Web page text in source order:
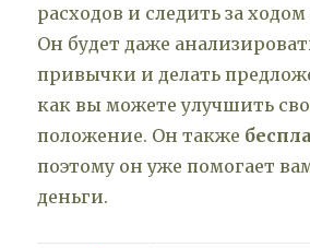
расходов и следить за
Он будет даже
привычки и делать
как вы можете улучшить
положение. Он также
поэтому он уже помогает
деньги.